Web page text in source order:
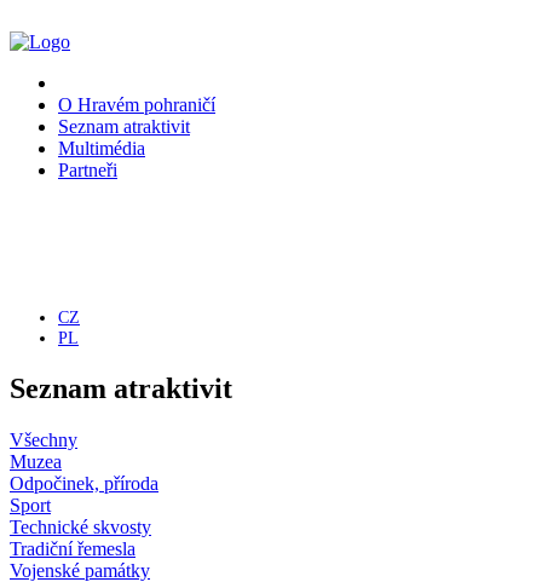
O Hravém pohraničí
Seznam atraktivit
Multimédia
Partneři
CZ
PL
Seznam atraktivit
Všechny
Muzea
Odpočinek, příroda
Sport
Technické skvosty
Tradiční řemesla
Vojenské památky